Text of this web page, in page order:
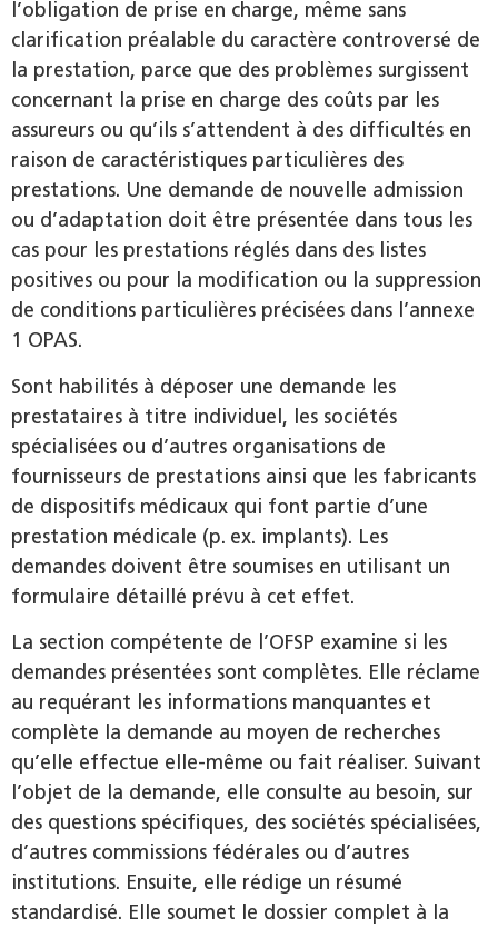
l’obligation de prise en charge, même sans
clarification préa­lable du caractère controversé de
la prestation, parce que des problèmes surgissent
concernant la prise en charge des coûts par les
assureurs ou qu’ils s’attendent à des difficultés en
raison de caractéristiques particulières des
prestations. Une demande de nouvelle admission
ou d’adaptation doit être présentée dans tous les
cas pour les prestations réglés dans des listes
positives ou pour la modification ou la suppression
de conditions particulières précisées dans l’annexe
1 OPAS.
Sont habilités à déposer une demande les
prestataires à titre individuel, les sociétés
spécialisées ou d’autres organisations de
fournisseurs de prestations ainsi que les fabricants
de dispositifs médicaux qui font partie d’une
prestation médicale (p. ex. implants). Les
demandes doivent être soumises en utilisant un
formulaire détaillé prévu à cet effet.
La section compétente de l’OFSP examine si les
demandes présentées sont complètes. Elle réclame
au requérant les informations manquantes et
complète la demande au moyen de recherches
qu’elle effectue elle-même ou fait réaliser. Suivant
l’objet de la demande, elle consulte au besoin, sur
des questions spécifiques, des sociétés spécialisées,
d’autres commissions fédérales ou d’autres
institutions. Ensuite, elle rédige un résumé
standardisé. Elle soumet le dossier complet à la